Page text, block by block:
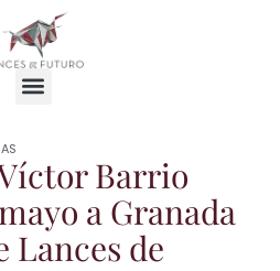
Barrio
a Granada
Lances de